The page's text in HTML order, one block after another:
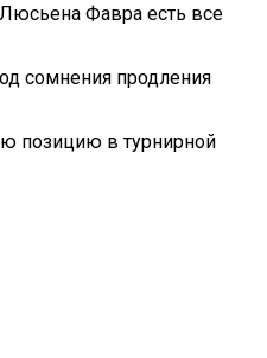
Фавра есть все
сомнения продления
позицию в турнирной